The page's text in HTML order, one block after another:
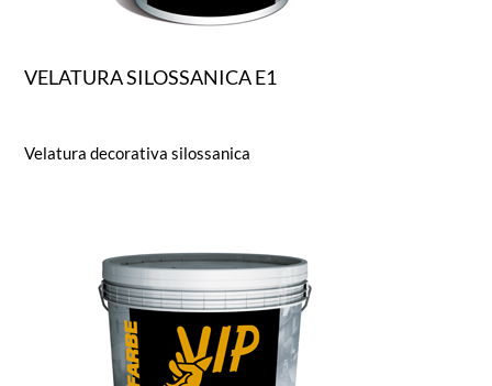
VELATURA SILOSSANICA E1
Velatura decorativa silossanica